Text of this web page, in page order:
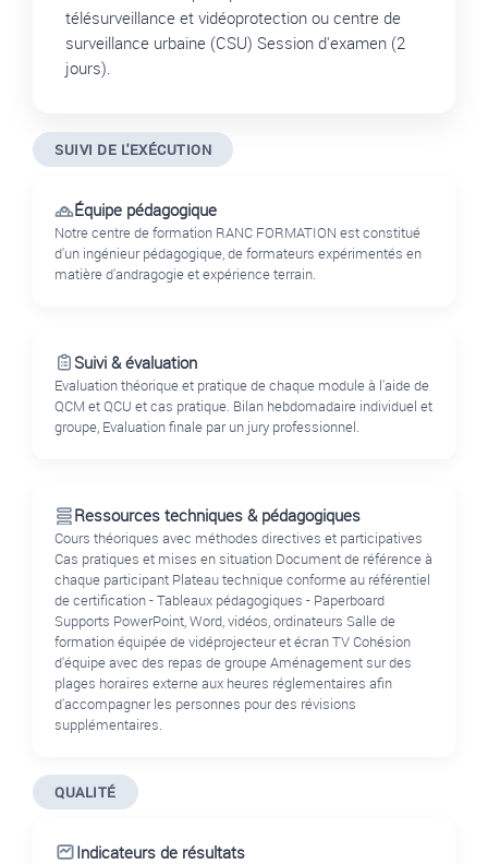
télésurveillance et vidéoprotection ou centre de
surveillance urbaine (CSU) Session d'examen (2
jours).
SUIVI DE L'EXÉCUTION
Équipe pédagogique
Notre centre de formation RANC FORMATION est constitué
d'un ingénieur pédagogique, de formateurs expérimentés en
matière d'andragogie et expérience terrain.
Suivi & évaluation
Evaluation théorique et pratique de chaque module à l'aide de
QCM et QCU et cas pratique. Bilan hebdomadaire individuel et
groupe, Evaluation finale par un jury professionnel.
Ressources techniques & pédagogiques
Cours théoriques avec méthodes directives et participatives
Cas pratiques et mises en situation Document de référence à
chaque participant Plateau technique conforme au référentiel
de certification - Tableaux pédagogiques - Paperboard
Supports PowerPoint, Word, vidéos, ordinateurs Salle de
formation équipée de vidéprojecteur et écran TV Cohésion
d'équipe avec des repas de groupe Aménagement sur des
plages horaires externe aux heures réglementaires afin
d'accompagner les personnes pour des révisions
supplémentaires.
QUALITÉ
Indicateurs de résultats